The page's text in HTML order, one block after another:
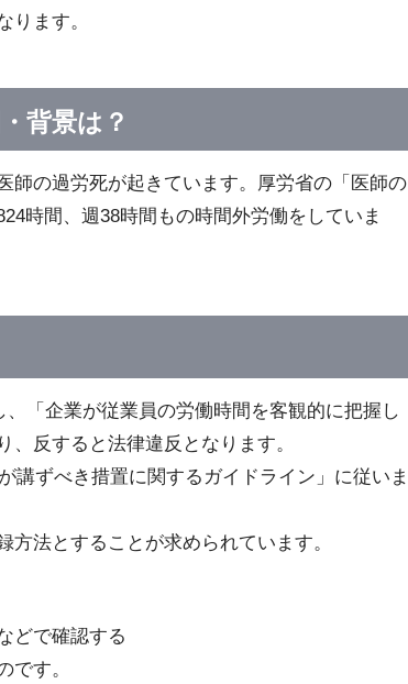
ます。
背景は？
師の過労死が起きています。厚労省の「医師の
時間、週38時間もの時間外労働をしていま
「企業が従業員の労働時間を客観的に把握し
反すると法律違反となります。
講ずべき措置に関するガイドライン」に従いま
法とすることが求められています。
どで確認する
です。